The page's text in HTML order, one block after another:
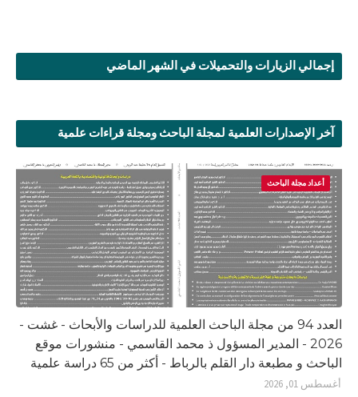
إجمالي الزيارات والتحميلات في الشهر الماضي
آخر الإصدارات العلمية لمجلة الباحث ومجلة قراءات علمية
أعداد مجلة الباحث
العدد 94 من مجلة الباحث العلمية للدراسات والأبحاث - غشت -
2026 - المدير المسؤول ذ محمد القاسمي - منشورات موقع
الباحث و مطبعة دار القلم بالرباط - أكثر من 65 دراسة علمية
أغسطس 01, 2026